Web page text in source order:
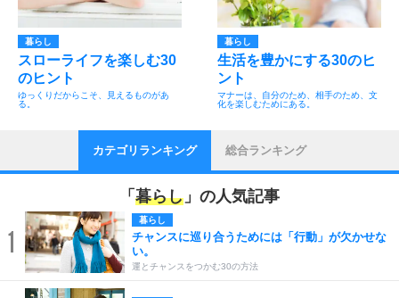
暮らし
スローライフを楽しむ30
のヒント
ゆっくりだからこそ、見えるものがあ
る。
暮らし
生活を豊かにする30のヒ
ント
マナーは、自分のため、相手のため、文
化を楽しむためにある。
カテゴリランキング 総合ランキング
「 暮らし 」の人気記事
1
暮らし
チャンスに巡り合うためには「行動」が欠かせな
い。
運とチャンスをつかむ30の方法